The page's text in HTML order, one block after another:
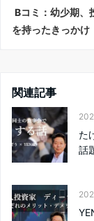
Bコミ：幼少期、
を持ったきっかけ
関連記事
た
話